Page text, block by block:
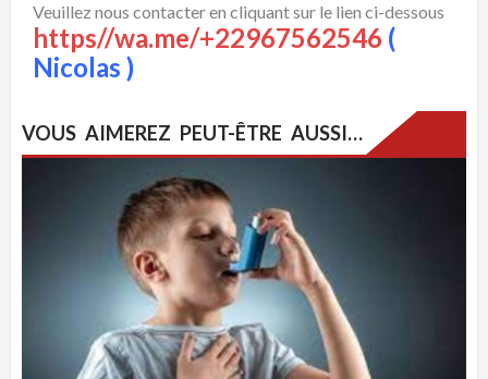
Veuillez nous contacter en cliquant sur le lien ci-dessous
https//wa.me/+22967562546 (
Nicolas )
VOUS AIMEREZ PEUT-ÊTRE AUSSI…